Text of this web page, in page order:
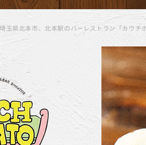
埼玉県北本市、北本駅のバーレストラン「カウチ